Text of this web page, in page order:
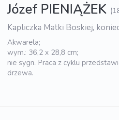
Józef PIENIĄŻEK
Kapliczka Matki Boskiej,
Akwarela;
wym.: 36,2 x 28,8 cm;
nie sygn. Praca z cyklu
drzewa.